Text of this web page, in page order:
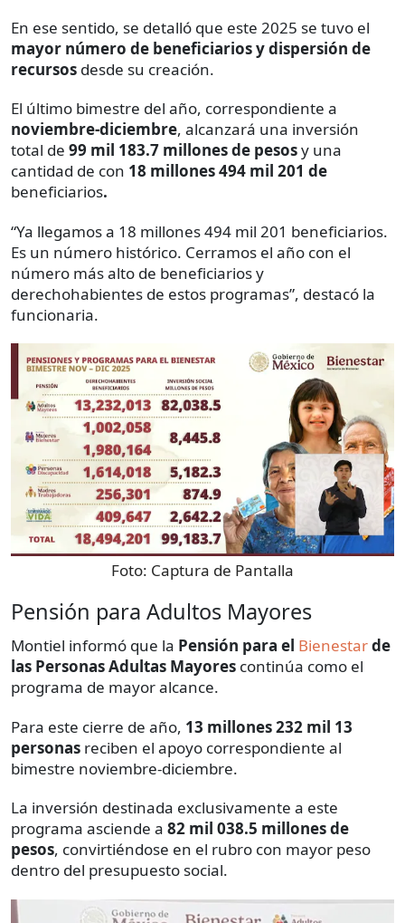
En ese sentido, se detalló que este 2025 se tuvo el
mayor número de beneficiarios y dispersión de
recursos desde su creación.
El último bimestre del año, correspondiente a
noviembre-diciembre, alcanzará una inversión
total de 99 mil 183.7 millones de pesosy una
cantidad de con 18 millones 494 mil 201 de
beneficiarios.
“Ya llegamos a 18 millones 494 mil 201 beneficiarios.
Es un número histórico. Cerramos el año con el
número más alto de beneficiarios y
derechohabientes de estos programas”, destacó la
funcionaria.
Foto: Captura de Pantalla
Pensión para Adultos Mayores
Montiel informó que la Pensión para el Bienestarde
las Personas Adultas Mayores continúa como el
programa de mayor alcance.
Para este cierre de año, 13 millones 232 mil 13
personas reciben el apoyo correspondiente al
bimestre noviembre-diciembre.
La inversión destinada exclusivamente a este
programa asciende a 82 mil 038.5 millones de
pesos, convirtiéndose en el rubro con mayor peso
dentro del presupuesto social.